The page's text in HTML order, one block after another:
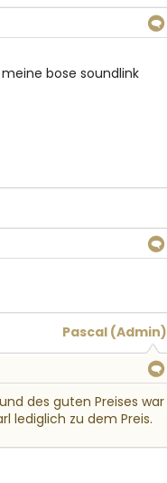
bose soundlink
↓
↓
Pascal (Admin)
des guten Preises war
lediglich zu dem Preis.
↓